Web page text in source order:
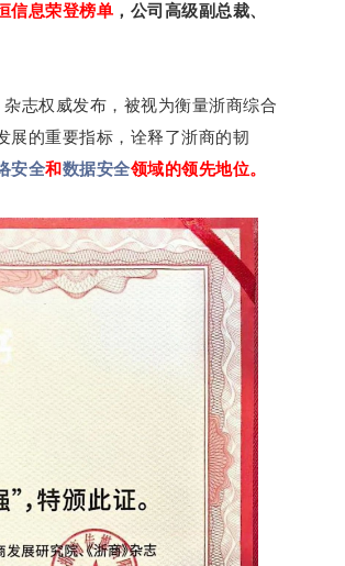
信息荣登榜单 ，公司高级副总裁、
志权威发布，被视为衡量浙商综合
展的重要指标，诠释了浙商的韧
安全和数据安全领域的领先地位。